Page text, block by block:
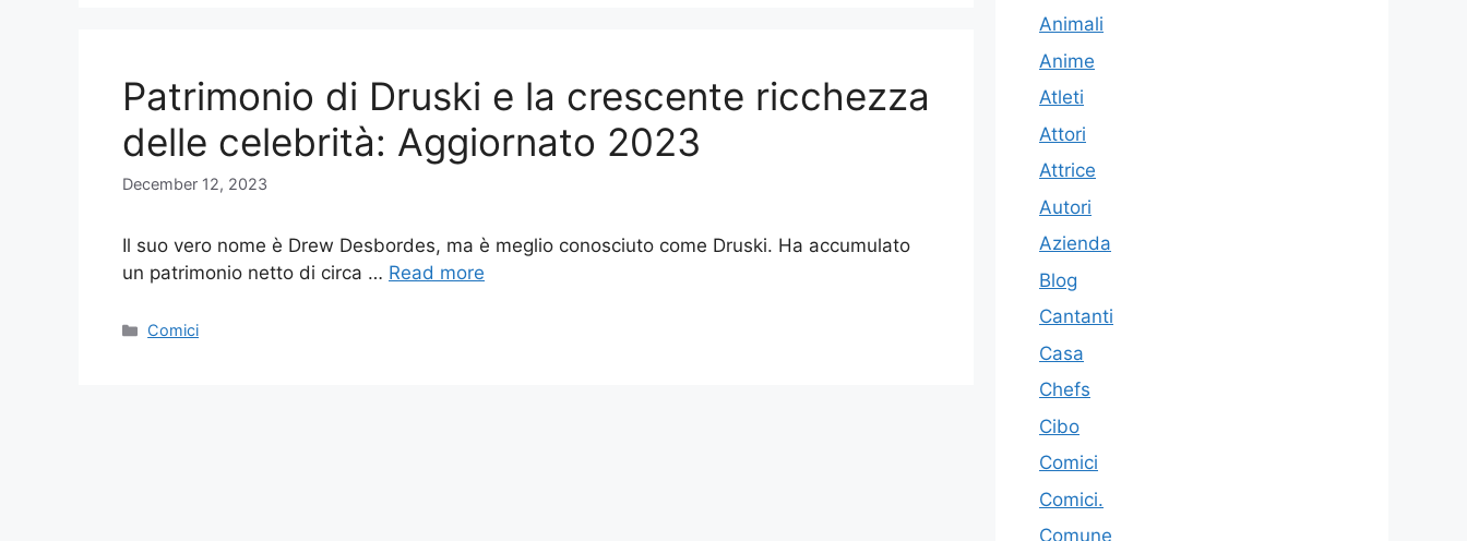
Patrimonio di Druski e la crescente ricchezza
delle celebrità: Aggiornato 2023
December 12, 2023
Il suo vero nome è Drew Desbordes, ma è meglio conosciuto come Druski. Ha accumulato
un patrimonio netto di circa … Read more
Categories
Comici
Animali
Anime
Atleti
Attori
Attrice
Autori
Azienda
Blog
Cantanti
Casa
Chefs
Cibo
Comici
Comici.
Comune